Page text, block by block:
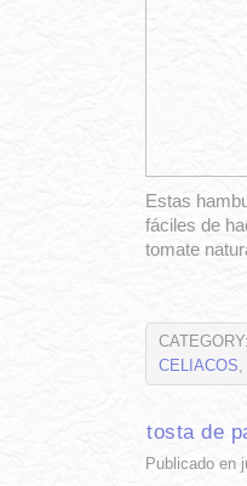
Estas
fáciles de
tomate
CATEGORY:
CELIACOS,
tosta de
Publicado en